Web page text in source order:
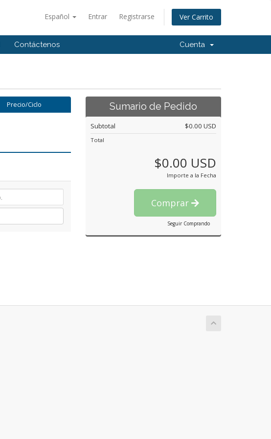
Español Entrar Registrarse Ver Carrito
Contáctenos Cuenta
Precio/Ciclo Sumario de Pedido
Subtotal $0.00 USD
Total
$0.00 USD
Importe a la Fecha
Comprar
Seguir Comprando